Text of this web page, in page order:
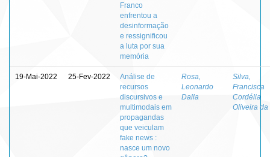
Franco
enfrentou a
desinformação
e ressignificou
a luta por sua
memória
19-Mai-2022 25-Fev-2022
Análise de
recursos
discursivos e
multimodais em
propagandas
que veiculam
fake news :
nasce um novo
Rosa,
Leonardo
Dalla
Silva,
Francisca
Cordélia
Oliveira da